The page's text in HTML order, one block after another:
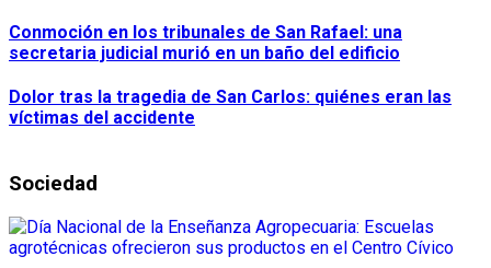
Conmoción en los tribunales de San Rafael: una
secretaria judicial murió en un baño del edificio
Dolor tras la tragedia de San Carlos: quiénes eran las
víctimas del accidente
Sociedad